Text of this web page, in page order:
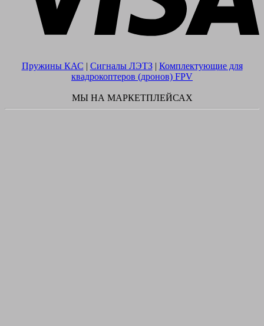
Пружины КАС | Сигналы ЛЭТЗ| Комплектующие для
квадрокоптеров (дронов) FPV
МЫ НА МАРКЕТПЛЕЙСАХ